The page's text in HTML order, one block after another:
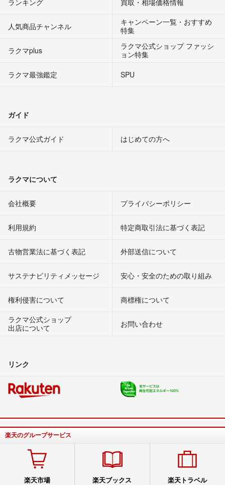
人気商品チャンネル
キャンペーン一覧・おすすめ
特集
ラクマplus
ラクマ公式ショップ ファッシ
ョン特集
ラクマ最強鑑定
SPU
ガイド
ラクマ公式ガイド はじめての方へ
ラクマについて
会社概要 プライバシーポリシー
利用規約 特定商取引法に基づく表記
古物営業法に基づく表記 外部送信について
サステナビリティメッセージ 安心・安全のための取り組み
権利侵害について
商標権について
ラクマ公式ショップ
出店について
お問い合わせ
リンク
楽天のグループサービス
楽天市場 楽天ブックス 楽天トラベル